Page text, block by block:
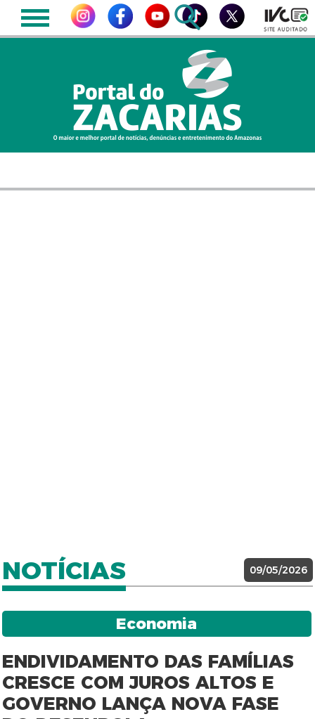
NOTÍCIAS 09/05/2026
Economia
ENDIVIDAMENTO DAS FAMÍLIAS
CRESCE COM JUROS ALTOS E
GOVERNO LANÇA NOVA FASE